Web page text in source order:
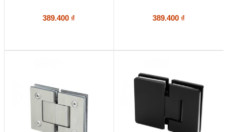
389.400 ₫ 389.400 ₫